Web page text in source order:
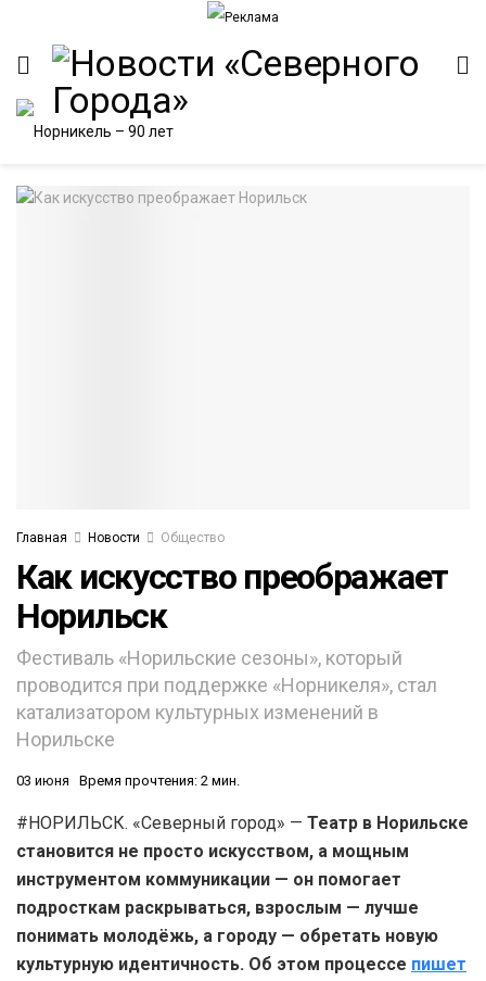
Главная Новости Общество
Как искусство преображает
Норильск
Фестиваль «Норильские сезоны», который
проводится при поддержке «Норникеля», стал
катализатором культурных изменений в
Норильске
03 июня Время прочтения: 2 мин.
#НОРИЛЬСК. «Северный город» — Театр в Норильске
становится не просто искусством, а мощным
инструментом коммуникации — он помогает
подросткам раскрываться, взрослым — лучше
понимать молодёжь, а городу — обретать новую
культурную идентичность. Об этом процессе пишет